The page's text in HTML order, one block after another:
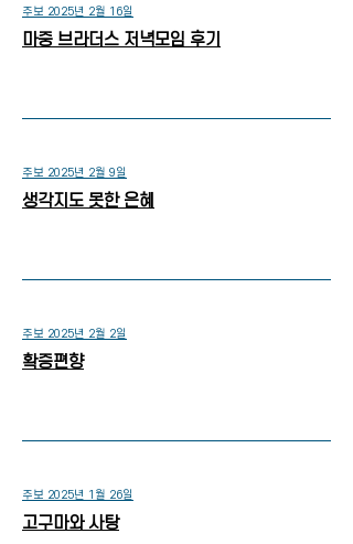
주보 2025년 2월 16일
마중 브라더스 저녁모임 후기
주보 2025년 2월 9일
생각지도 못한 은혜
주보 2025년 2월 2일
확증편향
주보 2025년 1월 26일
고구마와 사탕